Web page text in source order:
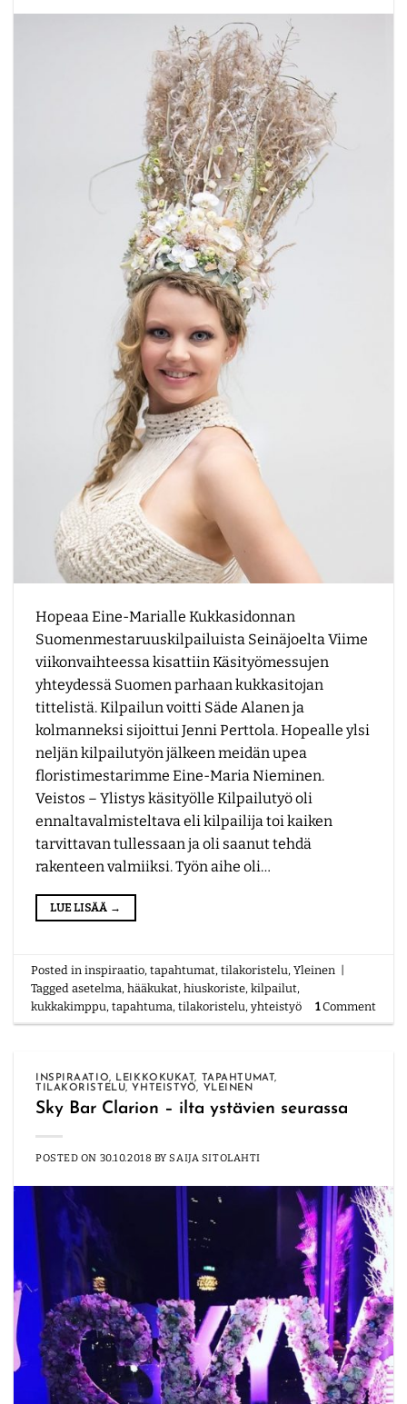
Hopeaa Eine-Marialle Kukkasidonnan
Suomenmestaruuskilpailuista Seinäjoelta Viime
viikonvaihteessa kisattiin Käsityömessujen
yhteydessä Suomen parhaan kukkasitojan
tittelistä. Kilpailun voitti Säde Alanen ja
kolmanneksi sijoittui Jenni Perttola. Hopealle ylsi
neljän kilpailutyön jälkeen meidän upea
floristimestarimme Eine-Maria Nieminen.
Veistos – Ylistys käsityölle Kilpailutyö oli
ennaltavalmisteltava eli kilpailija toi kaiken
tarvittavan tullessaan ja oli saanut tehdä
rakenteen valmiiksi. Työn aihe oli…
LUE LISÄÄ →
Posted ininspiraatio,tapahtumat,tilakoristelu,Yleinen |
Taggedasetelma,hääkukat,hiuskoriste,kilpailut,
kukkakimppu,tapahtuma,tilakoristelu,yhteistyö 1Comment
INSPIRAATIO, LEIKKOKUKAT, TAPAHTUMAT,
TILAKORISTELU, YHTEISTYÖ, YLEINEN
Sky Bar Clarion – ilta ystävien seurassa
POSTED ON 30.10.2018 BYSAIJA SITOLAHTI